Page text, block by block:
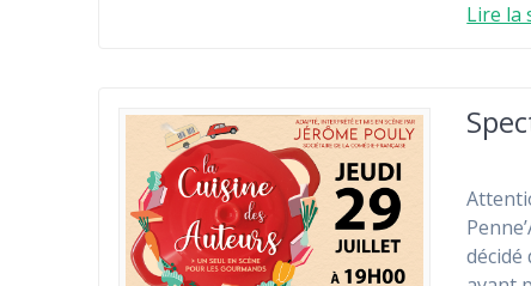
Lire la